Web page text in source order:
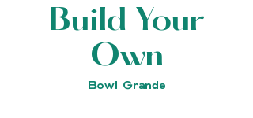
Build Your
Own
Bowl Grande